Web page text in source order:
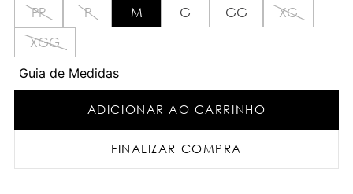
PP P M G GG
XG
XGG
Guia de Medidas
ADICIONAR AO CARRINHO
FINALIZAR COMPRA